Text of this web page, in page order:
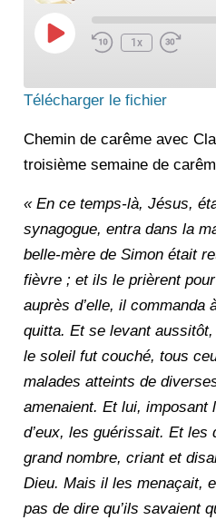
Episode
1x
Télécharger le fichier
Chemin de carême avec
troisième semaine de
« En ce temps-là, Jésus,
synagogue, entra dans la
belle-mère de Simon était
fièvre ; et ils le prièrent
auprès d’elle, il
quitta. Et se levant
le soleil fut couché, tous
malades atteints de
amenaient. Et lui, imposant
d’eux, les guérissait. Et les
grand nombre, criant et
Dieu. Mais il les menaçait,
pas de dire qu’ils savaient